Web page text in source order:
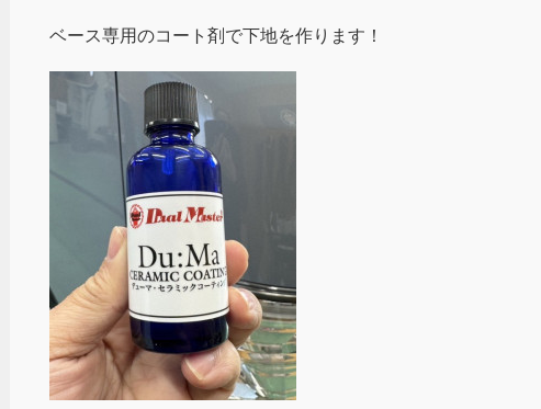
ベース専用のコート剤で下地を作ります！